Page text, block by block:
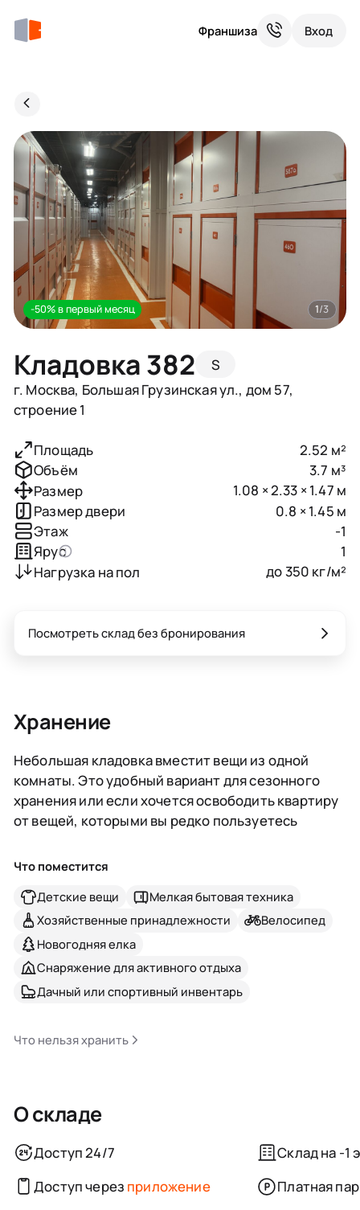
Франшиза Вход
Кладовка 382
S
г. Москва, Большая Грузинская ул., дом 57,
строение 1
-50% в первый месяц 1/3
Площадь
2.52 м²
Объём
3.7 м³
Размер
1.08 × 2.33 × 1.47 м
Размер двери
0.8 × 1.45 м
Этаж
-1
Ярус
1
Нагрузка на пол
до 350 кг/м²
Хранение
Небольшая кладовка вместит вещи из одной
комнаты. Это удобный вариант для сезонного
хранения или если хочется освободить квартиру
от вещей, которыми вы редко пользуетесь
Что поместится
Детские вещи
Мелкая бытовая техника
Хозяйственные принадлежности
Велосипед
Новогодняя елка
Снаряжение для активного отдыха
Дачный или спортивный инвентарь
Что нельзя хранить
О складе
Доступ 24/7
Склад на -1
Доступ через приложение Платная
Посмотреть склад без бронирования